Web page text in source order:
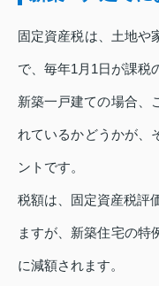
固定資産税は、土地や
で、毎年1月1日が課税
新築一戸建ての場合、
れているかどうかが、
ントです。
税額は、固定資産税評
ますが、新築住宅の特
に減額されます。